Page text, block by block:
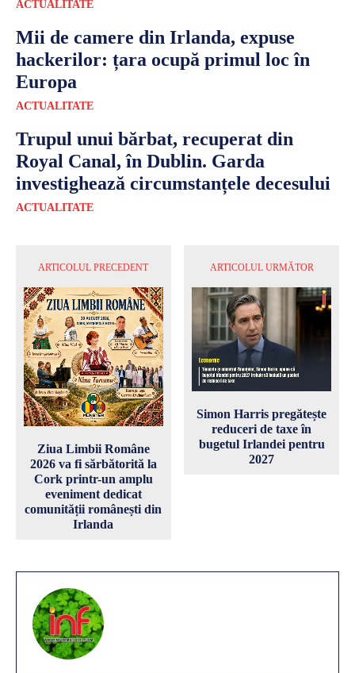
ACTUALITATE
Mii de camere din Irlanda, expuse
hackerilor: țara ocupă primul loc în
Europa
ACTUALITATE
Trupul unui bărbat, recuperat din
Royal Canal, în Dublin. Garda
investighează circumstanțele decesului
ACTUALITATE
ARTICOLUL PRECEDENT
Ziua Limbii Române
2026 va fi sărbătorită la
Cork printr-un amplu
eveniment dedicat
comunității românești din
Irlanda
ARTICOLUL URMĂTOR
Simon Harris pregătește
reduceri de taxe în
bugetul Irlandei pentru
2027